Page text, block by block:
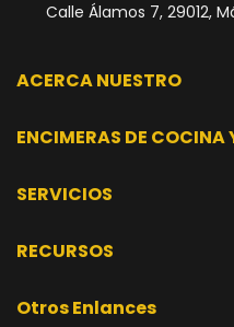
Calle Álamos 7, 29012,
ACERCA NUESTRO
ENCIMERAS DE COCINA
SERVICIOS
RECURSOS
Otros Enlances